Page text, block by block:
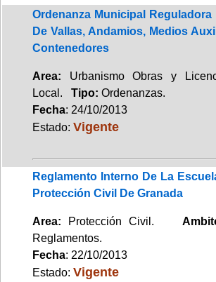
Ordenanza Municipal
De Vallas, Andamios, Medios
Contenedores
Area: Urbanismo Obras y
Local. Tipo: Ordenanzas.
Fecha: 24/10/2013
Estado: Vigente
Reglamento Interno De La
Protección Civil De Granada
Area: Protección Civil.
Reglamentos.
Fecha: 22/10/2013
Estado: Vigente